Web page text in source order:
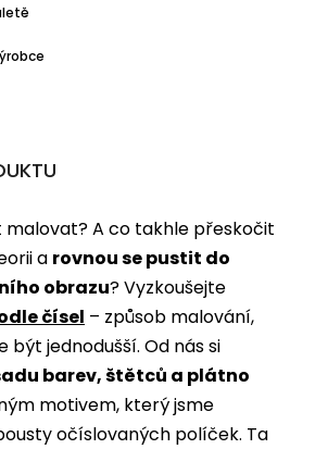
A co takhle přeskočit
a rovnou se pustit do
obrazu? Vyzkoušejte
čísel ­­– způsob malování,
být jednodušší. Od nás si
barev, štětců a plátno
motivem, který jsme
očíslovaných políček. Ta